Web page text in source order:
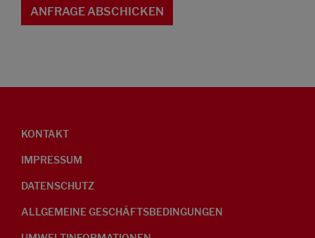
KONTAKT
IMPRESSUM
DATENSCHUTZ
ALLGEMEINE GESCHÄFTSBEDINGUNGEN